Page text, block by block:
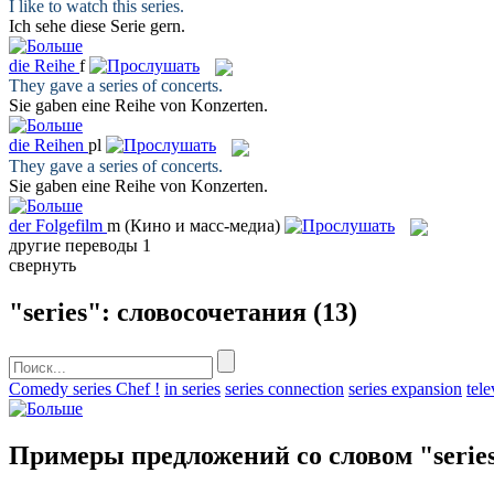
I like to watch this series.
Ich sehe diese Serie gern.
die Reihe f
They gave a series of concerts.
Sie gaben eine Reihe von Konzerten.
die Reihen pl
They gave a series of concerts.
Sie gaben eine Reihe von Konzerten.
derFolgefilm m (Кино и масс-медиа)
другие переводы 1
свернуть
"series": словосочетания (13)
Comedy series Chef ! in series series connection series expansion
Примеры предложений со словом